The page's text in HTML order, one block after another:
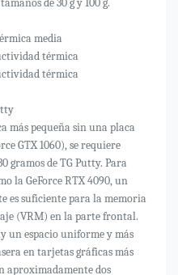
de 30 g y 100 g.
media
térmica
térmica
más pequeña sin una placa
GTX 1060), se requiere
gramos de TG Putty. Para
la GeForce RTX 4090, un
es suficiente para la memoria
(VRM) en la parte frontal.
un espacio uniforme y más
en tarjetas gráficas más
aproximadamente dos